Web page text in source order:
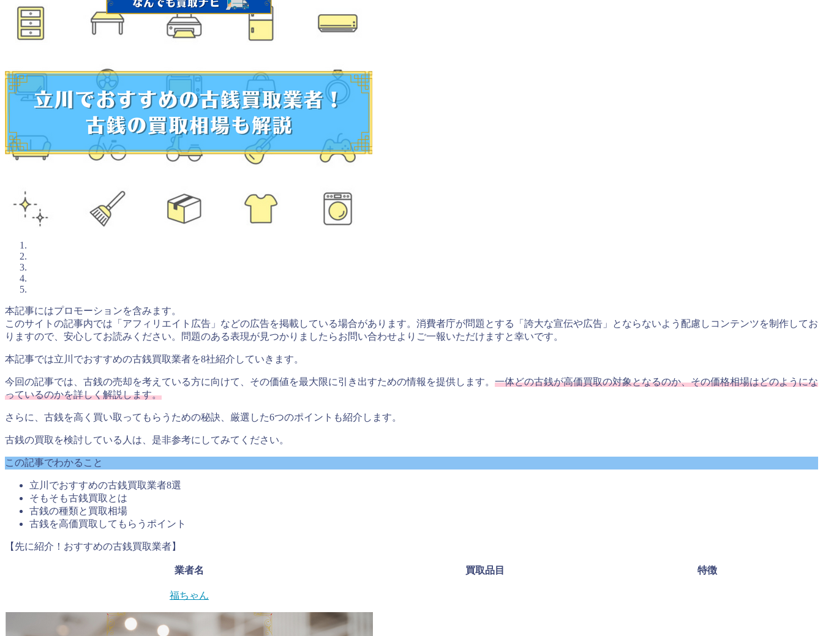
本記事にはプロモーションを含みます。
このサイトの記事内では「アフィリエイト広告」などの広告を掲載している場合があります。消費者庁が問題とする「誇大な宣伝や広告」とならないよう配慮しコンテンツを制作してお
りますので、安心してお読みください。問題のある表現が見つかりましたらお問い合わせよりご一報いただけますと幸いです。
本記事では立川でおすすめの古銭買取業者を8社紹介していきます。
今回の記事では、古銭の売却を考えている方に向けて、その価値を最大限に引き出すための情報を提供します。 一体どの古銭が高価買取の対象となるのか、その価格相場はどのようにな
っているのかを詳しく解説します。
さらに、古銭を高く買い取ってもらうための秘訣、厳選した6つのポイントも紹介します。
古銭の買取を検討している人は、是非参考にしてみてください。
この記事でわかること
立川でおすすめの古銭買取業者8選
そもそも古銭買取とは
古銭の種類と買取相場
古銭を高価買取してもらうポイント
【先に紹介！おすすめの古銭買取業者】
業者名 買取品目 特徴
福ちゃん